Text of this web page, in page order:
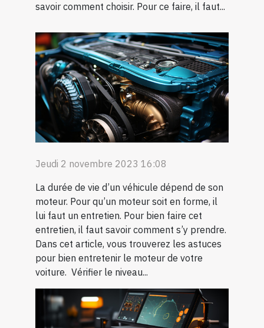
savoir comment choisir. Pour ce faire, il faut...
Jeudi 2 novembre 2023 16:08
La durée de vie d’un véhicule dépend de son
moteur. Pour qu’un moteur soit en forme, il
lui faut un entretien. Pour bien faire cet
entretien, il faut savoir comment s’y prendre.
Dans cet article, vous trouverez les astuces
pour bien entretenir le moteur de votre
voiture. Vérifier le niveau...